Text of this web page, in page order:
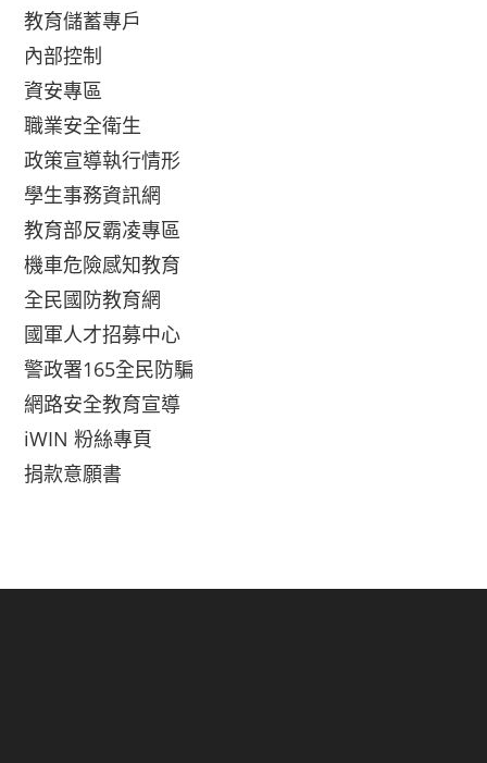
教育儲蓄專戶
內部控制
資安專區
職業安全衛生
政策宣導執行情形
學生事務資訊網
教育部反霸凌專區
機車危險感知教育
全民國防教育網
國軍人才招募中心
警政署165全民防騙
網路安全教育宣導
iWIN 粉絲專頁
捐款意願書